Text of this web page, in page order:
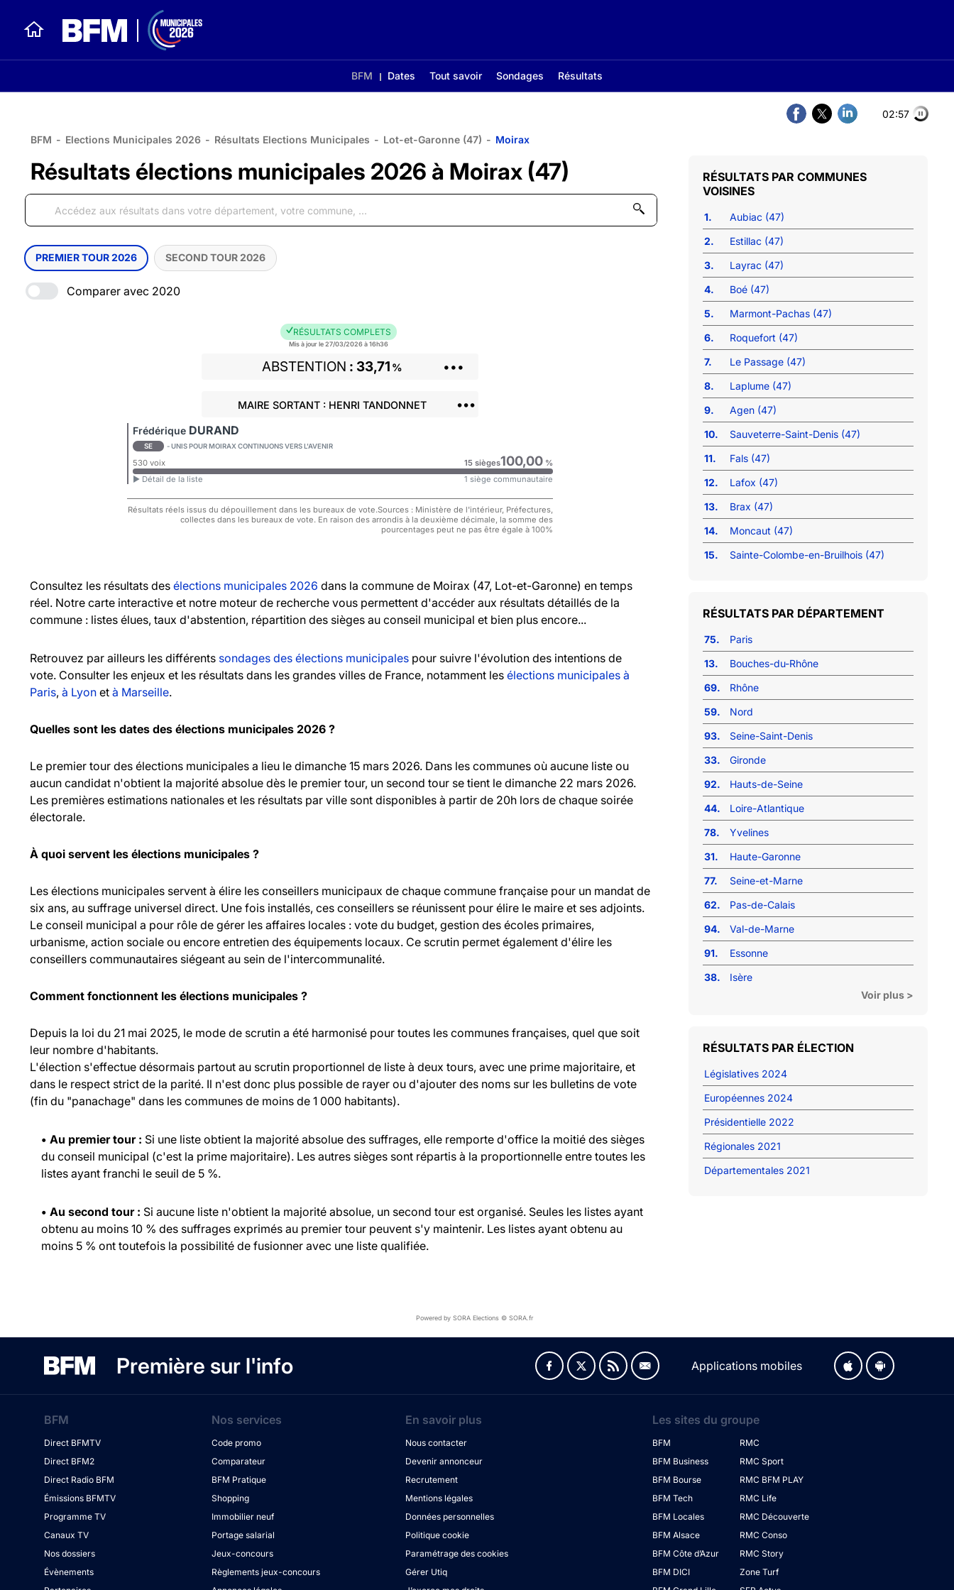
BFM Dates Tout savoir Sondages Résultats
02:56
BFM - Elections Municipales 2026 - Résultats Elections Municipales - Lot-et-Garonne (47) - Moirax
Résultats élections municipales 2026 à Moirax (47)
PREMIER TOUR 2026 SECOND TOUR 2026
Comparer avec 2020
RÉSULTATS COMPLETS
Mis à jour le 27/03/2026 à 16h36
ABSTENTION 33,71 % •••
MAIRE SORTANT : HENRI TANDONNET •••
Frédérique DURAND
SE - UNIS POUR MOIRAX CONTINUONS VERS L'AVENIR
530 voix 15 sièges100,00 %
► Détail de la liste
1 siège communautaire
Résultats réels issus du dépouillement dans les bureaux de vote.Sources : Ministère de l'intérieur, Préfectures,
collectes dans les bureaux de vote. En raison des arrondis à la deuxième décimale, la somme des
pourcentages peut ne pas être égale à 100%
Consultez les résultats des élections municipales 2026 dans la commune de Moirax (47, Lot-et-Garonne) en temps
réel. Notre carte interactive et notre moteur de recherche vous permettent d'accéder aux résultats détaillés de la
commune : listes élues, taux d'abstention, répartition des sièges au conseil municipal et bien plus encore...
Retrouvez par ailleurs les différents sondages des élections municipales pour suivre l'évolution des intentions de
vote. Consulter les enjeux et les résultats dans les grandes villes de France, notamment les élections municipales à
Paris, à Lyon et à Marseille.
Quelles sont les dates des élections municipales 2026 ?
Le premier tour des élections municipales a lieu le dimanche 15 mars 2026. Dans les communes où aucune liste ou
aucun candidat n'obtient la majorité absolue dès le premier tour, un second tour se tient le dimanche 22 mars 2026.
Les premières estimations nationales et les résultats par ville sont disponibles à partir de 20h lors de chaque soirée
électorale.
À quoi servent les élections municipales ?
Les élections municipales servent à élire les conseillers municipaux de chaque commune française pour un mandat de
six ans, au suffrage universel direct. Une fois installés, ces conseillers se réunissent pour élire le maire et ses adjoints.
Le conseil municipal a pour rôle de gérer les affaires locales : vote du budget, gestion des écoles primaires,
urbanisme, action sociale ou encore entretien des équipements locaux. Ce scrutin permet également d'élire les
conseillers communautaires siégeant au sein de l'intercommunalité.
Comment fonctionnent les élections municipales ?
Depuis la loi du 21 mai 2025, le mode de scrutin a été harmonisé pour toutes les communes françaises, quel que soit
leur nombre d'habitants.
L'élection s'effectue désormais partout au scrutin proportionnel de liste à deux tours, avec une prime majoritaire, et
dans le respect strict de la parité. Il n'est donc plus possible de rayer ou d'ajouter des noms sur les bulletins de vote
(fin du "panachage" dans les communes de moins de 1 000 habitants).
• Au premier tour : Si une liste obtient la majorité absolue des suffrages, elle remporte d'office la moitié des sièges
du conseil municipal (c'est la prime majoritaire). Les autres sièges sont répartis à la proportionnelle entre toutes les
listes ayant franchi le seuil de 5 %.
• Au second tour : Si aucune liste n'obtient la majorité absolue, un second tour est organisé. Seules les listes ayant
obtenu au moins 10 % des suffrages exprimés au premier tour peuvent s'y maintenir. Les listes ayant obtenu au
moins 5 % ont toutefois la possibilité de fusionner avec une liste qualifiée.
COMMUNES
VOISINES
1.
Aubiac (47)
2.
Estillac (47)
3.
Layrac (47)
4.
Boé (47)
5.
Marmont-Pachas (47)
6.
Roquefort (47)
7.
Le Passage (47)
8.
Laplume (47)
9.
Agen (47)
10.
Sauveterre-Saint-Denis (47)
11.
Fals (47)
12.
Lafox (47)
13.
Brax (47)
14.
Moncaut (47)
15.
Sainte-Colombe-en-Bruilhois (47)
RÉSULTATS PAR DÉPARTEMENT
75.
Paris
13.
Bouches-du-Rhône
69.
Rhône
59.
Nord
93.
Seine-Saint-Denis
33.
Gironde
92.
Hauts-de-Seine
44.
Loire-Atlantique
78.
Yvelines
31.
Haute-Garonne
77.
Seine-et-Marne
62.
Pas-de-Calais
94.
Val-de-Marne
91.
Essonne
38.
Isère
Voir plus >
RÉSULTATS PAR ÉLECTION
Législatives 2024
Européennes 2024
Présidentielle 2022
Régionales 2021
Départementales 2021
Powered by SORA Elections © SORA.fr
Première sur l'info Applications mobiles
BFM
Direct BFMTV
Direct BFM2
Direct Radio BFM
Émissions BFMTV
Programme TV
Canaux TV
Nos dossiers
Évènements
Nos services
Code promo
Comparateur
BFM Pratique
Shopping
Immobilier neuf
Portage salarial
Jeux-concours
Règlements jeux-concours
En savoir plus
Nous contacter
Devenir annonceur
Recrutement
Mentions légales
Données personnelles
Politique cookie
Paramétrage des cookies
Gérer Utiq
Les sites du groupe
BFM
BFM Business
BFM Bourse
BFM Tech
BFM Locales
BFM Alsace
BFM Côte d’Azur
BFM DICI
RMC
RMC Sport
RMC BFM PLAY
RMC Life
RMC Découverte
RMC Conso
RMC Story
Zone Turf